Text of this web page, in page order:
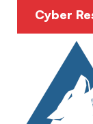
Cyber